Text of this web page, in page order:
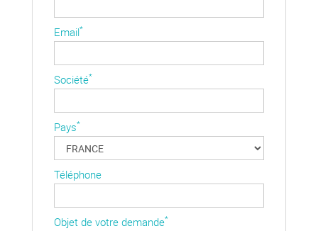
Email*
Société*
Pays*
Téléphone
Objet de votre demande*